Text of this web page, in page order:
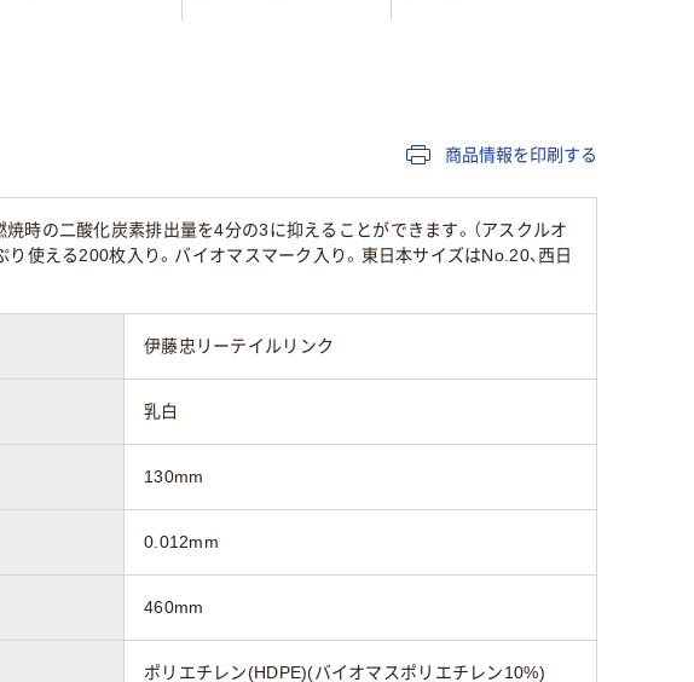
無し エンボス加工無 有り
商品情報を印刷する
焼時の二酸化炭素排出量を4分の3に抑えることができます。（アスクルオ
使える200枚入り。バイオマスマーク入り。東日本サイズはNo.20、西日
伊藤忠リーテイルリンク
乳白
130mm
0.012mm
460mm
ポリエチレン(HDPE)(バイオマスポリエチレン10%)